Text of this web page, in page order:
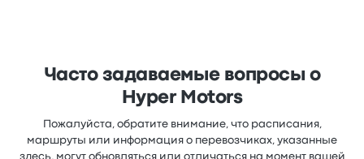
Часто задаваемые вопросы о
Hyper Motors
Пожалуйста, обратите внимание, что расписания,
маршруты или информация о перевозчиках, указанные
здесь, могут обновляться или отличаться на момент вашей